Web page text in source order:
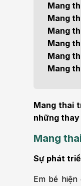
Mang
Mang
Mang
Mang
Mang
Mang
Mang thai
những thay
Mang
Sự phát
Em bé